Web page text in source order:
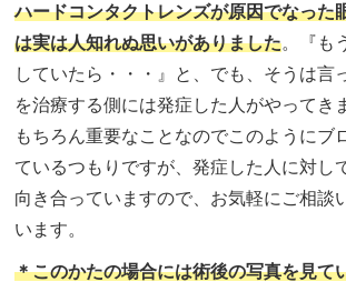
ハードコンタクトレンズが原因でなった
は実は人知れぬ思いがありました。『も
していたら・・・』と、でも、そうは言
を治療する側には発症した人がやってき
もちろん重要なことなのでこのようにブ
ているつもりですが、発症した人に対し
向き合っていますので、お気軽にご相談
います。
＊このかたの場合には術後の写真を見て